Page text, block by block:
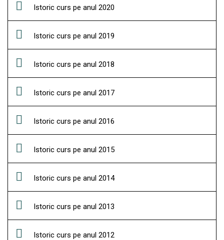
Istoric curs pe anul 2020
Istoric curs pe anul 2019
Istoric curs pe anul 2018
Istoric curs pe anul 2017
Istoric curs pe anul 2016
Istoric curs pe anul 2015
Istoric curs pe anul 2014
Istoric curs pe anul 2013
Istoric curs pe anul 2012